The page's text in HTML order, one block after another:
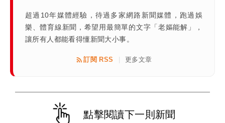
超過10年媒體經驗，待過多家網路新聞媒體，跑過娛
樂、體育線新聞，希望用最簡單的文字「老嫗能解」，
讓所有人都能看得懂新聞大小事。
訂閱 RSS 更多文章
點擊閱讀下一則新聞